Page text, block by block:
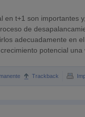
en t+1 son importantes
de
adecuadamente en
potencial
Trackback